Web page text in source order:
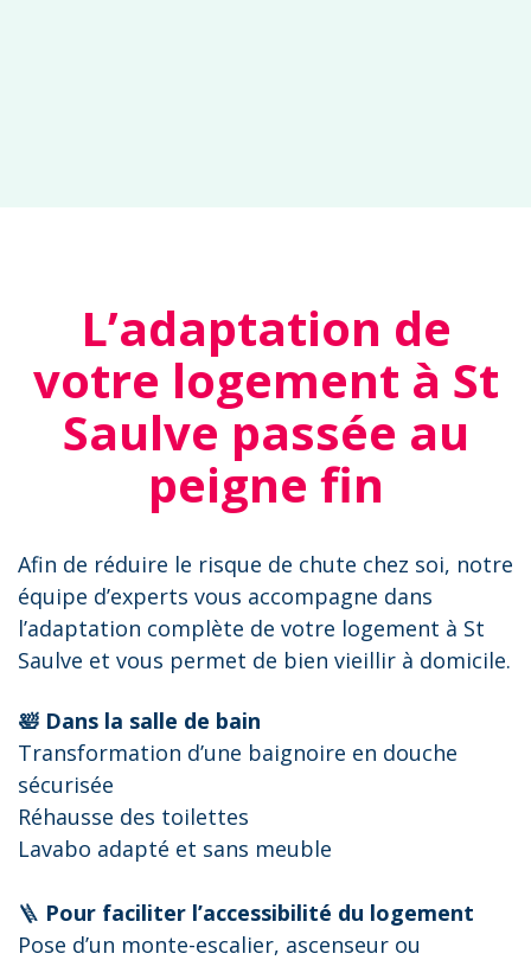
L’adaptation de
votre logement à St
Saulve passée au
peigne fin
Afin de réduire le risque de chute chez soi, notre
équipe d’experts vous accompagne dans
l’adaptation complète de votre logement à St
Saulve et vous permet de bien vieillir à domicile.
🛀 Dans la salle de bain
Transformation d’une baignoire en douche
sécurisée
Réhausse des toilettes
Lavabo adapté et sans meuble
🪜 Pour faciliter l’accessibilité du logement
Pose d’un monte-escalier, ascenseur ou